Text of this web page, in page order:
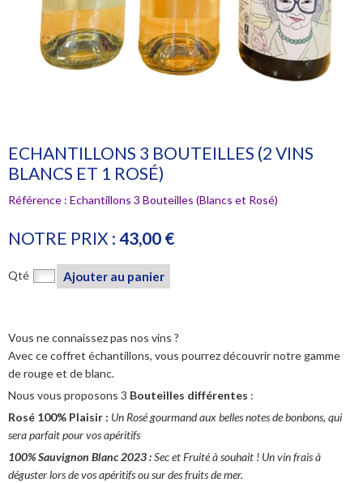
YOGA "RALENTIR" AVEC BARBARA COTTAVOZ
ECHANTILLONS 3 BOUTEILLES (2 VINS
BLANCS ET 1 ROSÉ)
Référence : Echantillons 3 Bouteilles (Blancs et Rosé)
NOTRE PRIX : 43,00 €
Qté Ajouter au panier
Vous ne connaissez pas nos vins ?
Avec ce coffret échantillons, vous pourrez découvrir notre gamme
de rouge et de blanc.
Nous vous proposons 3 Bouteilles différentes :
Rosé 100% Plaisir : Un Rosé gourmand aux belles notes de bonbons, qui
sera parfait pour vos apéritifs
100% Sauvignon Blanc 2023 :Sec et Fruité à souhait ! Un vin frais à
déguster lors de vos apéritifs ou sur des fruits de mer.